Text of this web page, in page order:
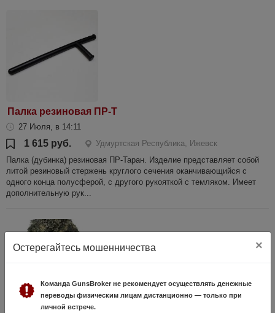
Палка резиновая ПР-Т
27 Июля, в 14:11
1 615 руб.
Удмуртская Республика, Ижевск
Палка (дубинка) резиновая ПР-Таран. Изделие представляет собой
литой резиновый стержень круглого сечения оканчивающийся с
одного конца полусферой, с другого рукояткой с темляком. Имеет
дополнительную рук...
Остерегайтесь мошенничества ×
Команда GunsBroker не рекомендует осуществлять денежные
переводы физическим лицам дистанционно — только при
личной встрече.